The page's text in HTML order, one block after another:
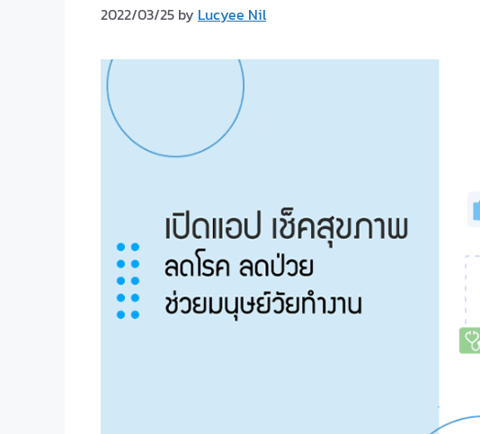
2022/03/25 by Lucyee Nil